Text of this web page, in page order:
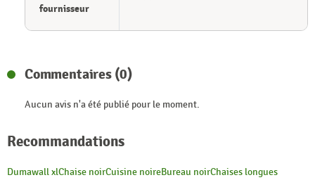
fournisseur
Commentaires (0)
Aucun avis n'a été publié pour le moment.
Recommandations
Dumawall xlChaise noirCuisine noireBureau noirChaises longues